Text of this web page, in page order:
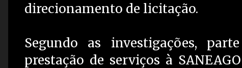
direcionamento de licitação.
Segundo as investigações,
prestação de serviços à